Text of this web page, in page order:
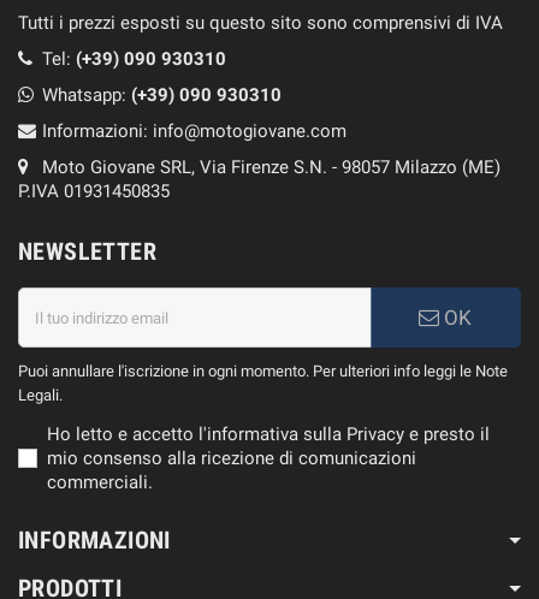
Tutti i prezzi esposti su questo sito sono comprensivi di IVA
Tel: (+39) 090 930310
Whatsapp: (+39) 090 930310
Informazioni: info@motogiovane.com
Moto Giovane SRL, Via Firenze S.N. - 98057 Milazzo (ME)
P.IVA 01931450835
NEWSLETTER
OK
Puoi annullare l'iscrizione in ogni momento. Per ulteriori info leggi le Note
Legali.
Ho letto e accetto l'informativa sulla Privacy e presto il
mio consenso alla ricezione di comunicazioni
commerciali.
INFORMAZIONI
PRODOTTI